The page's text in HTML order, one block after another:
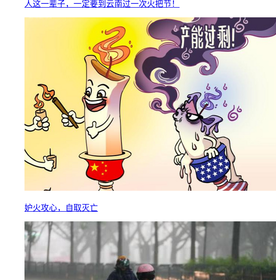
人这一辈子，一定要到云南过一次火把节！
妒火攻心，自取灭亡